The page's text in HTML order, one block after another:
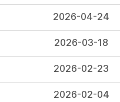
2026-04-24
2026-03-18
2026-02-23
2026-02-04